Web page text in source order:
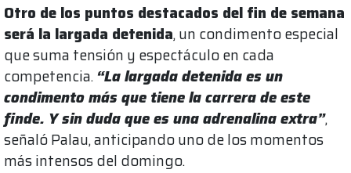
Otro de los puntos destacados del fin de semana
será la largada detenida, un condimento especial
que suma tensión y espectáculo en cada
competencia.“La largada detenida es un
condimento más que tiene la carrera de este
finde. Y sin duda que es una adrenalina extra”,
señaló Palau, anticipando uno de los momentos
más intensos del domingo.